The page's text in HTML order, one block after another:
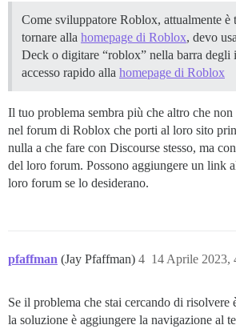
Come sviluppatore Roblox, attualmente
tornare alla homepage di Roblox, devo
Deck o digitare “roblox” nella barra
accesso rapido alla homepage di Roblox
Il tuo problema sembra più che altro che
nel forum di Roblox che porti al loro sito
nulla a che fare con Discourse stesso, ma
del loro forum. Possono aggiungere un link
loro forum se lo desiderano.
pfaffman (Jay Pfaffman) 14 Aprile 2023,
4
Se il problema che stai cercando di risolvere
la soluzione è aggiungere la navigazione al